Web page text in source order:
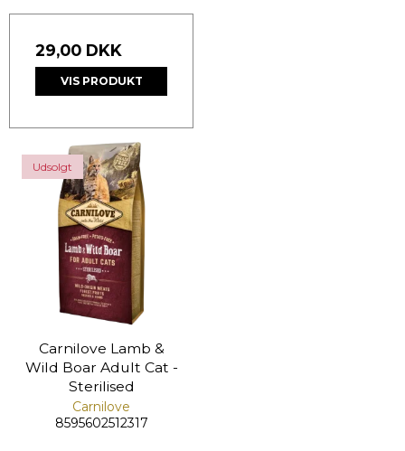
29,00 DKK
VIS PRODUKT
Udsolgt
Carnilove Lamb &
Wild Boar Adult Cat -
Sterilised
Carnilove
8595602512317